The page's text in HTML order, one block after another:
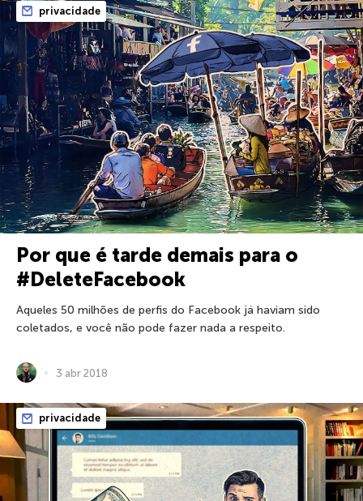
privacidade
Por que é tarde demais para o
#DeleteFacebook
Aqueles 50 milhões de perfis do Facebook já haviam sido
coletados, e você não pode fazer nada a respeito.
3 abr 2018
privacidade